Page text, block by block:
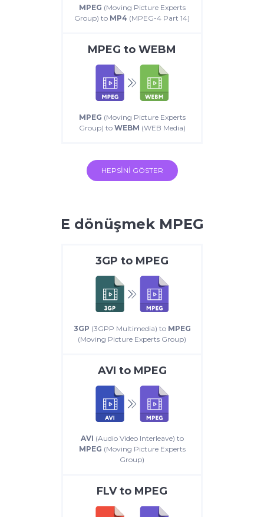
MPEG (Moving Picture Experts
Group) to MP4 (MPEG-4 Part 14)
MPEG to WEBM
MPEG (Moving Picture Experts
Group) to WEBM (WEB Media)
HEPSINI GÖSTER
E dönüşmek MPEG
3GP to MPEG
3GP (3GPP Multimedia) to MPEG
(Moving Picture Experts Group)
AVI to MPEG
AVI (Audio Video Interleave) to
MPEG (Moving Picture Experts
Group)
FLVto MPEG